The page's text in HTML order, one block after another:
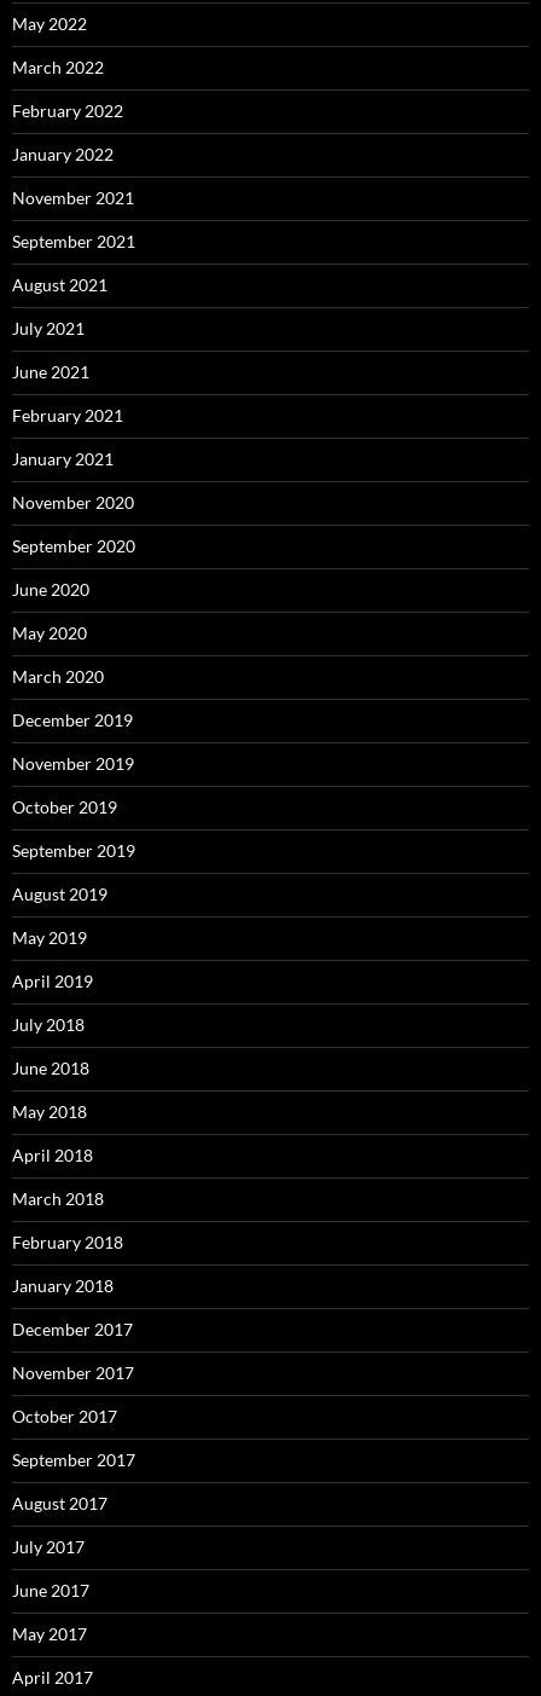
May 2022
March 2022
February 2022
January 2022
November 2021
September 2021
August 2021
July 2021
June 2021
February 2021
January 2021
November 2020
September 2020
June 2020
May 2020
March 2020
December 2019
November 2019
October 2019
September 2019
August 2019
May 2019
April 2019
July 2018
June 2018
May 2018
April 2018
March 2018
February 2018
January 2018
December 2017
November 2017
October 2017
September 2017
August 2017
July 2017
June 2017
May 2017
April 2017